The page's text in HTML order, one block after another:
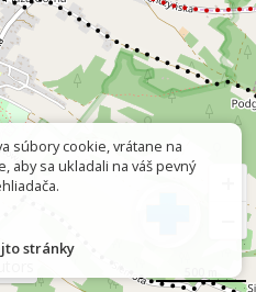
súbory cookie, vrátane na
aby sa ukladali na váš pevný
stránky